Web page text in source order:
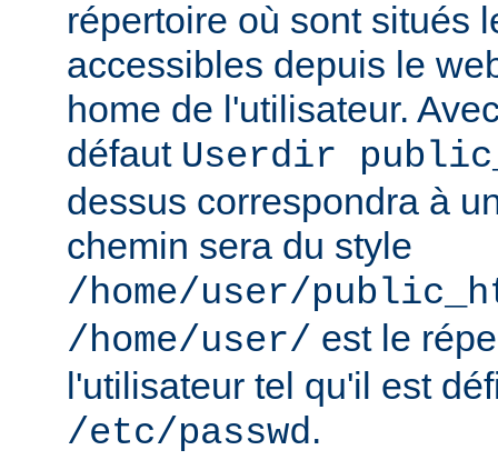
répertoire où sont situés
accessibles depuis le
home de l'utilisateur.
défaut Userdir
dessus correspondra à
chemin sera du style
/home/user/
/home/user/ est le
l'utilisateur tel qu'il est
/etc/passwd.